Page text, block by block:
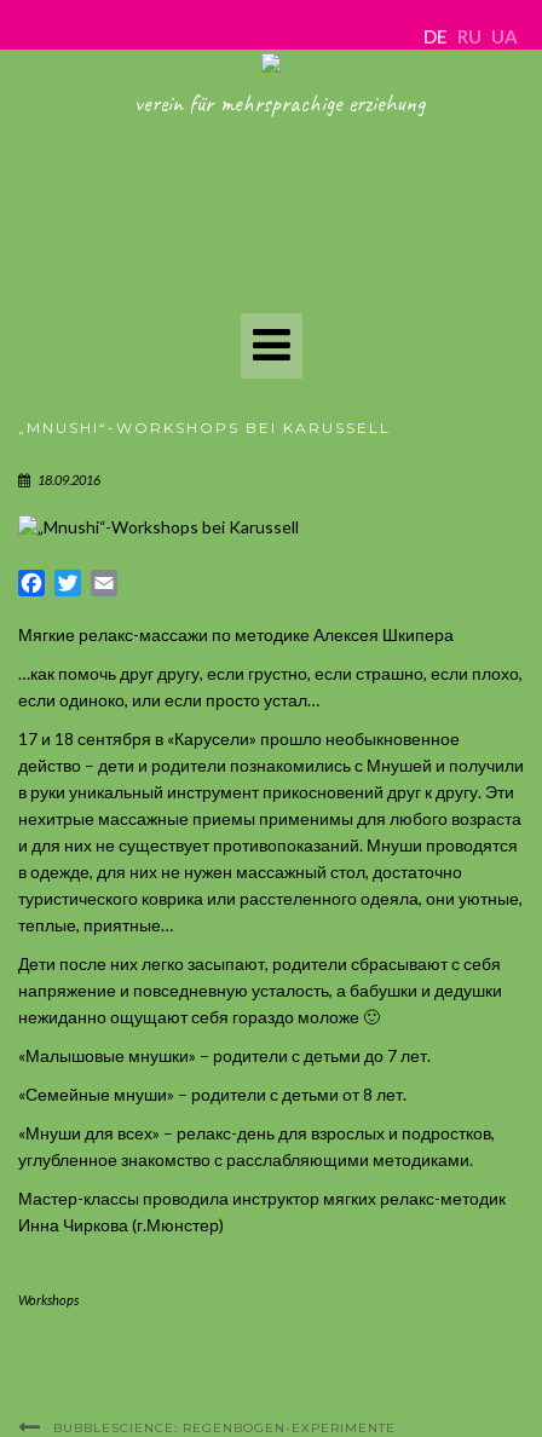
DE RU UA
verein für mehrsprachige erziehung
Toggle
Navigation
„MNUSHI“-WORKSHOPS BEI KARUSSELL
18.09.2016
Facebook
Twitter
Мягкие релакс-массажи по методике Алексея Шкипера
…как помочь друг другу, если грустно, если страшно, если плохо,
если одиноко, или если просто устал…
17 и 18 сентября в «Карусели» прошло необыкновенное
действо – дети и родители познакомились с Мнушей и получили
в руки уникальный инструмент прикосновений друг к другу. Эти
нехитрые массажные приемы применимы для любого возраста
и для них не существует противопоказаний. Мнуши проводятся
в одежде, для них не нужен массажный стол, достаточно
туристического коврика или расстеленного одеяла, они уютные,
теплые, приятные…
Дети после них легко засыпают, родители сбрасывают с себя
напряжение и повседневную усталость, а бабушки и дедушки
нежиданно ощущают себя гораздо моложе 🙂
«Малышовые мнушки» – родители с детьми до 7 лет.
«Семейные мнуши» – родители с детьми от 8 лет.
«Мнуши для всех» – релакс-день для взрослых и подростков,
углубленное знакомство с расслабляющими методиками.
Мастер-классы проводила инструктор мягких релакс-методик
Инна Чиркова (г.Мюнстер)
Workshops
BUBBLESCIENCE: REGENBOGEN-EXPERIMENTE